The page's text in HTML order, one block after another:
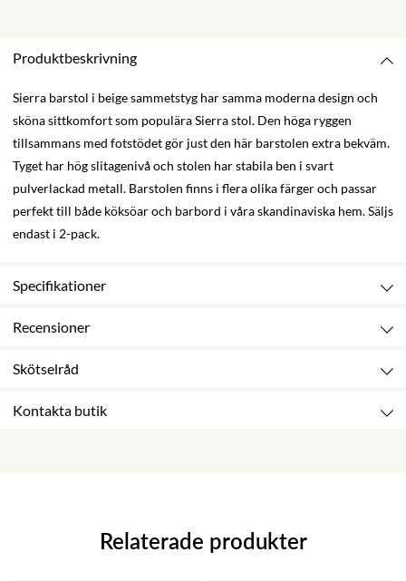
Produktbeskrivning
Sierra barstol i beige sammetstyg har samma moderna design och
sköna sittkomfort som populära Sierra stol. Den höga ryggen
tillsammans med fotstödet gör just den här barstolen extra bekväm.
Tyget har hög slitagenivå och stolen har stabila ben i svart
pulverlackad metall. Barstolen finns i flera olika färger och passar
perfekt till både köksöar och barbord i våra skandinaviska hem. Säljs
endast i 2-pack.
Specifikationer
Recensioner
Skötselråd
Kontakta butik
Relaterade produkter